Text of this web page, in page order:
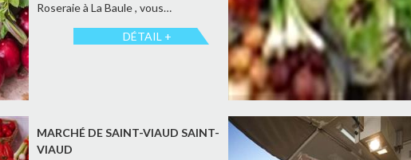
Roseraie à La Baule , vous…
DÉTAIL +
MARCHÉ DE SAINT-VIAUD SAINT-
VIAUD